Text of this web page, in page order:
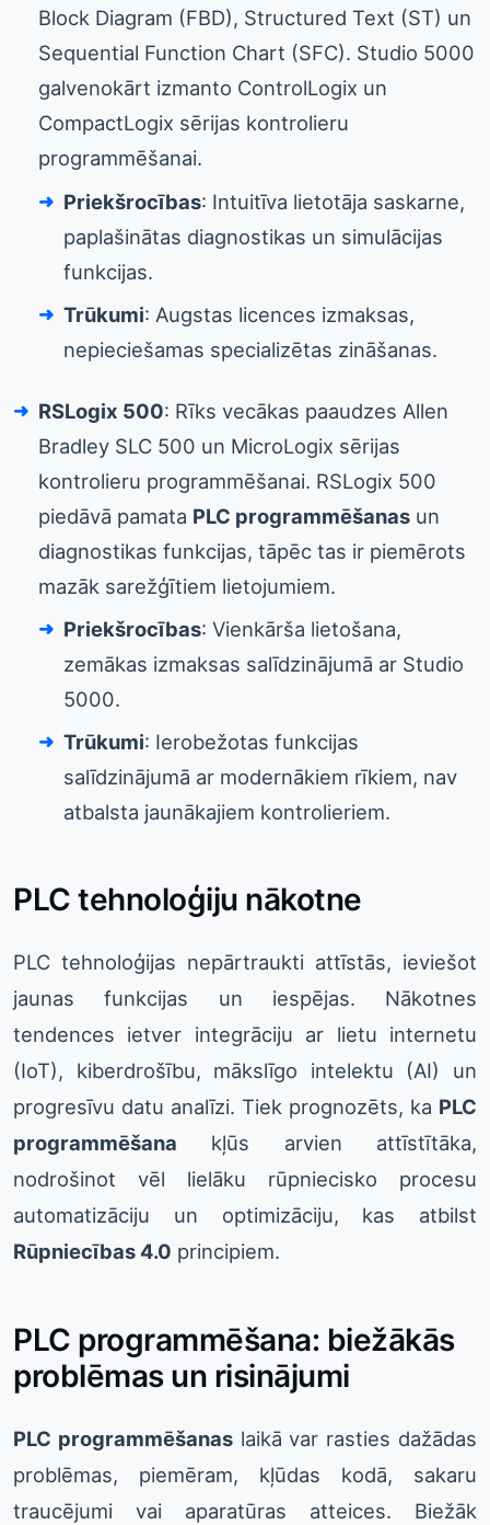
Block Diagram (FBD), Structured Text (ST) un
Sequential Function Chart (SFC). Studio 5000
galvenokārt izmanto ControlLogix un
CompactLogix sērijas kontrolieru
programmēšanai.
Priekšrocības: Intuitīva lietotāja saskarne,
paplašinātas diagnostikas un simulācijas
funkcijas.
Trūkumi: Augstas licences izmaksas,
nepieciešamas specializētas zināšanas.
RSLogix 500: Rīks vecākas paaudzes Allen
Bradley SLC 500 un MicroLogix sērijas
kontrolieru programmēšanai. RSLogix 500
piedāvā pamata PLC programmēšanas un
diagnostikas funkcijas, tāpēc tas ir piemērots
mazāk sarežģītiem lietojumiem.
Priekšrocības: Vienkārša lietošana,
zemākas izmaksas salīdzinājumā ar Studio
5000.
Trūkumi: Ierobežotas funkcijas
salīdzinājumā ar modernākiem rīkiem, nav
atbalsta jaunākajiem kontrolieriem.
PLC tehnoloģiju nākotne
PLC tehnoloģijas nepārtraukti attīstās, ieviešot
jaunas funkcijas un iespējas. Nākotnes
tendences ietver integrāciju ar lietu internetu
(IoT), kiberdrošību, mākslīgo intelektu (AI) un
progresīvu datu analīzi. Tiek prognozēts, ka PLC
programmēšana kļūs arvien attīstītāka,
nodrošinot vēl lielāku rūpniecisko procesu
automatizāciju un optimizāciju, kas atbilst
Rūpniecības 4.0 principiem.
PLC programmēšana: biežākās
problēmas un risinājumi
PLC programmēšanaslaikā var rasties dažādas
problēmas, piemēram, kļūdas kodā, sakaru
traucējumi vai aparatūras atteices. Biežāk